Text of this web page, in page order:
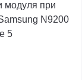
модуля при
N9200
5